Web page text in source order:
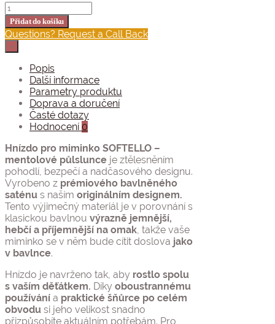
Hnízdo
pro
miminko
SOFTELLO
-
mentolové
půlslunce
množství
Přidat do košíku
Questions? Request a Call Back
×
Popis
Další informace
Parametry produktu
Doprava a doručení
Časté dotazy
Hodnocení 0
Hnízdo pro miminko SOFTELLO –
mentolové půlslunce je ztělesněním
pohodlí, bezpečí a nadčasového designu.
Vyrobeno z prémiového bavlněného
saténu s naším originálním designem.
Tento výjimečný materiál je v porovnání s
klasickou bavlnou výrazně jemnější,
hebčí a příjemnější na omak, takže vaše
miminko se v něm bude cítit doslova jako
v bavlnce.
Hnízdo je navrženo tak, aby rostlo spolu
s vaším děťátkem. Díky oboustrannému
používání a praktické šňůrce po celém
obvodu si jeho velikost snadno
přizpůsobíte aktuálním potřebám. Pro